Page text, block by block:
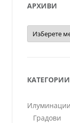
АРХИВИ
Архиви
КАТЕГОРИИ
Илуминации
Градови